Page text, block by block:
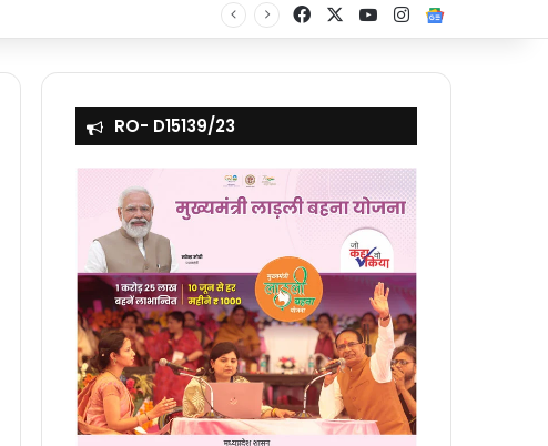
FacebookYouTubeInstagram
RO- D15139/23